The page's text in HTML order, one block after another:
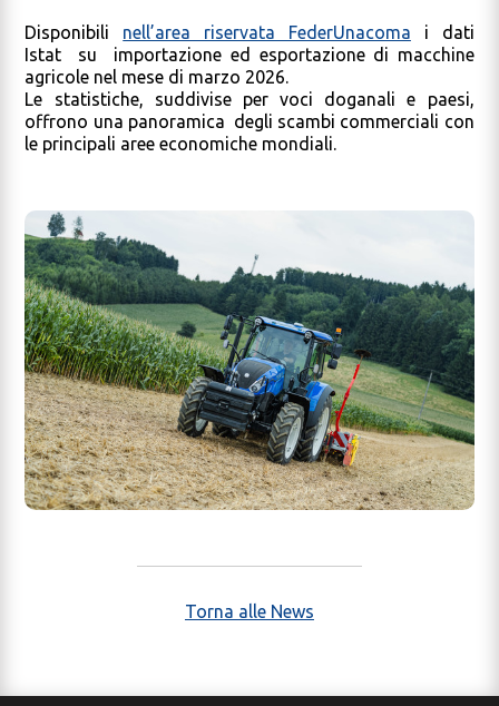
Disponibili nell’area riservata FederUnacoma i dati
Istat su importazione ed esportazione di macchine
agricole nel mese di marzo 2026.
Le statistiche, suddivise per voci doganali e paesi,
offrono una panoramica degli scambi commerciali con
le principali aree economiche mondiali.
Torna alle News